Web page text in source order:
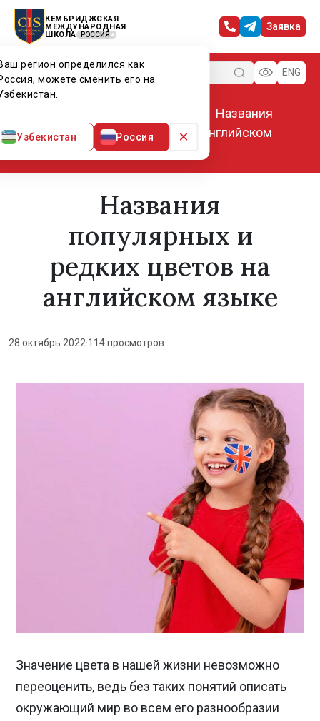
КЕМБРИДЖСКАЯ
МЕЖДУНАРОДНАЯ
ШКОЛА
РОССИЯ
регион определился как
можете сменить его на
Узбекистан Россия ×
Заявка
Меню ENG
Названия
популярных и редких цветов на английском
языке
Названия
популярных и
редких цветов на
английском языке
28 октябрь 2022·114 просмотров
Значение цвета в нашей жизни невозможно
переоценить, ведь без таких понятий описать
окружающий мир во всем его разнообразии